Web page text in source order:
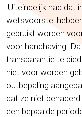
'Uiteindelijk had dat
wetsvoorstel
gebruikt worden
voor handhaving.
transparantie te
niet voor worden
outbepaling
dat ze niet
een bepaalde